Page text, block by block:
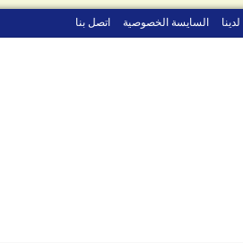
السايسة الخصوصية اتصل بنا